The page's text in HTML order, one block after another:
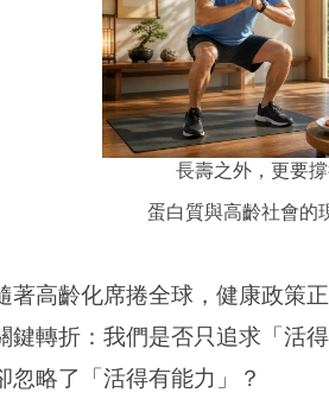
長壽之外，更要
蛋白質與高齡社會的
著高齡化席捲全球，健康政策
鍵轉折：我們是否只追求「活得
忽略了「活得有能力」？